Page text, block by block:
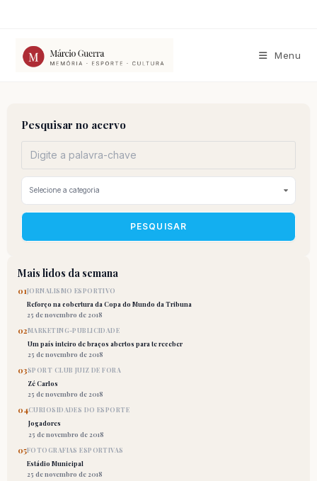
conteúdo
Menu
Pesquisar no acervo
PESQUISAR
Mais lidos da semana
01JORNALISMO ESPORTIVO
Reforço na cobertura da Copa do Mundo da Tribuna
25 de novembro de 2018
02MARKETING-PUBLICIDADE
Um país inteiro de braços abertos para te receber
25 de novembro de 2018
03SPORT CLUB JUIZ DE FORA
Zé Carlos
25 de novembro de 2018
04CURIOSIDADES DO ESPORTE
Jogadores
25 de novembro de 2018
05FOTOGRAFIAS ESPORTIVAS
Estádio Municipal
25 de novembro de 2018